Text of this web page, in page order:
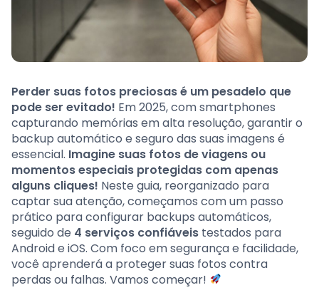
Perder suas fotos preciosas é um pesadelo que
pode ser evitado! Em 2025, com smartphones
capturando memórias em alta resolução, garantir o
backup automático e seguro das suas imagens é
essencial. Imagine suas fotos de viagens ou
momentos especiais protegidas com apenas
alguns cliques! Neste guia, reorganizado para
captar sua atenção, começamos com um passo
prático para configurar backups automáticos,
seguido de 4 serviços confiáveis testados para
Android e iOS. Com foco em segurança e facilidade,
você aprenderá a proteger suas fotos contra
perdas ou falhas. Vamos começar!